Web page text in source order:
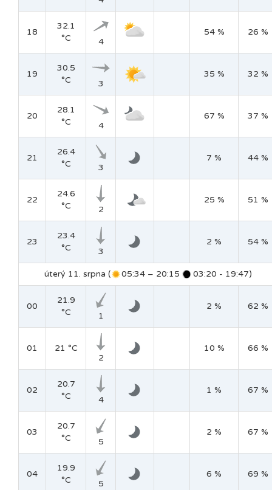
18
32.1
°C
4
54 % 26 %
19
30.5
°C
3
35 % 32 %
20
28.1
°C
4
67 % 37 %
21
26.4
°C
3
7 % 44 %
22
24.6
°C
2
25 % 51 %
23
23.4
°C
3
2 % 54 %
úterý 11. srpna ( 05:34 – 20:15 03:20 - 19:47)
00
21.9
°C
1
2 % 62 %
01
21 °C
2
10 % 66 %
02
20.7
°C
4
1 % 67 %
03
20.7
°C
5
2 % 67 %
04
19.9
°C
5
6 % 69 %